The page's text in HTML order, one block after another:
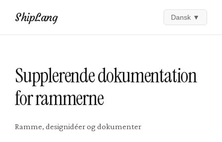
ShipLang Dansk ▼
Supplerende dokumentation
for rammerne
Ramme, designidéer og dokumenter